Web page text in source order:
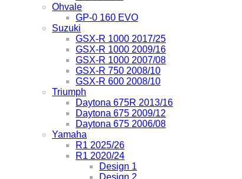
Ohvale
GP-0 160 EVO
Suzuki
GSX-R 1000 2017/25
GSX-R 1000 2009/16
GSX-R 1000 2007/08
GSX-R 750 2008/10
GSX-R 600 2008/10
Triumph
Daytona 675R 2013/16
Daytona 675 2009/12
Daytona 675 2006/08
Yamaha
R1 2025/26
R1 2020/24
Design 1
Design 2